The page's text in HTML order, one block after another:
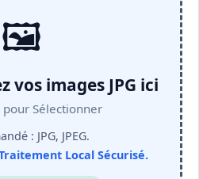
🖼️
vos images JPG ici
pour Sélectionner
: JPG, JPEG.
Local Sécurisé.